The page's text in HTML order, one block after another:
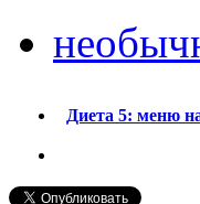
Диета 5: меню